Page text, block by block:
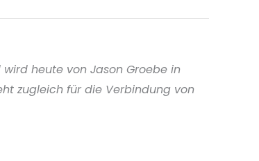
heute von Jason Groebe in
zugleich für die Verbindung von